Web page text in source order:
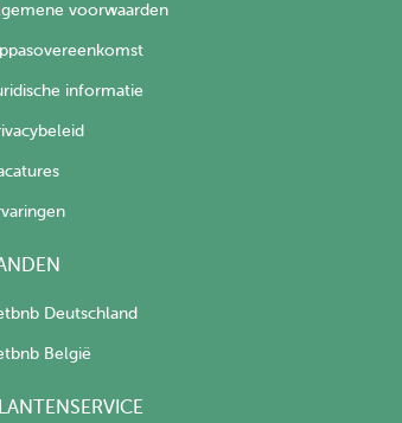
voorwaarden
informatie
Deutschland
België